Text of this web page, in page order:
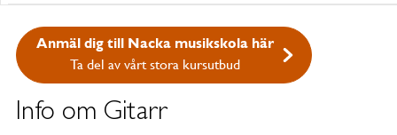
Anmäl dig till Nacka musikskola här
Ta del av vårt stora kursutbud
Info om Gitarr